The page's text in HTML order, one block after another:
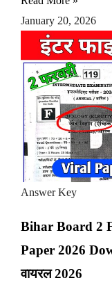
January 20, 2026
Answer Key
Bihar Board 2
Paper 2026
वायरल 2026